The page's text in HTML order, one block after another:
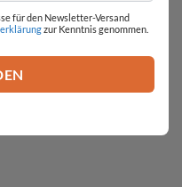
für den Newsletter-Versand
zur Kenntnis genommen.